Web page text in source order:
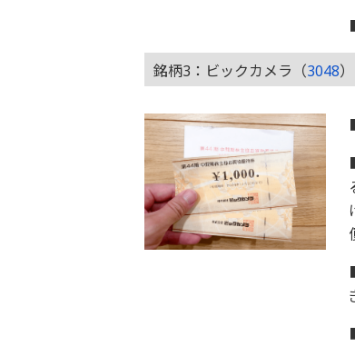
銘柄3：ビックカメラ（3048）